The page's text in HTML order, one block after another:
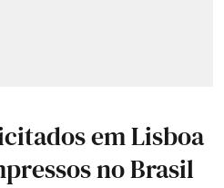
em Lisboa
no Brasil